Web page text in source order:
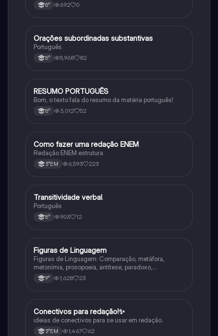
8° 692 0
Português
Orações subordinadas substantivas
Português
8° 5,968 82
Português
RESUMO PORTUGUÊS
Bom, o texto fala do resumo da matéria português!
8° 3,012 52
Português
Como fazer uma redação ENEM
Redação ENEM estrutura
3°EM 6,593 223
Português
Transitividade verbal
Português
8° 903 12
Português
Figuras de Linguagem
Figuras de Linguagem: Comparação, metáfora,
metonímia, prosopoeia, antítese, paradoxo,
eufemismo, hipérbole e onomatopeia
9° 1,628 23
Português
Conectivos para redação!✨
ideias de conectivos para se usar em redação.
3°EM 1,467 62